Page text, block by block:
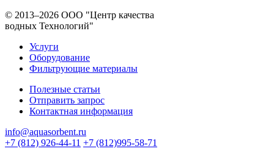
© 2013–2026 ООО "Центр качества
водных Технологий"
Услуги
Оборудование
Фильтрующие материалы
Полезные статьи
Отправить запрос
Контактная информация
info@aquasorbent.ru
+7 (812) 926-44-11 +7 (812)995-58-71